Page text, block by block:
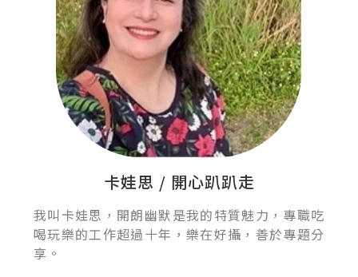
卡娃思 / 開心趴趴走
我叫卡娃思，開朗幽默是我的特質魅力，專職吃
喝玩樂的工作超過十年，樂在好攝，善於專題分
享。